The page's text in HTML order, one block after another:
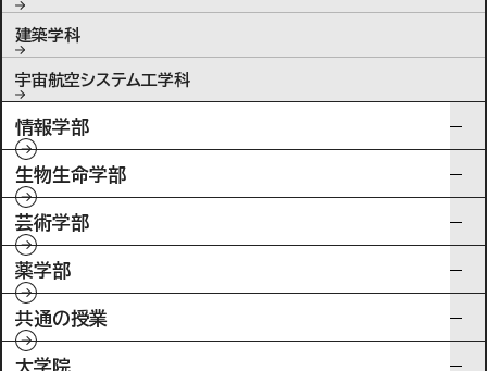
建築学科
宇宙航空システム工学科
情報学部
生物生命学部
芸術学部
薬学部
共通の授業
大学院